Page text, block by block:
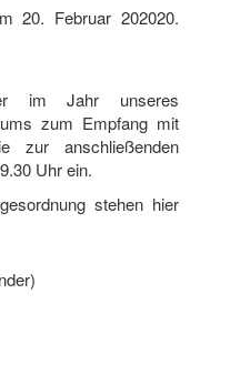
20. Februar 202020.
im Jahr unseres
zum Empfang mit
anschließenden
Uhr ein.
stehen hier